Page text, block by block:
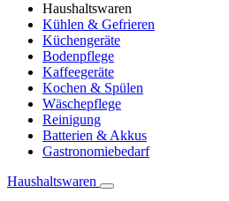
Haushaltswaren
Kühlen & Gefrieren
Küchengeräte
Bodenpflege
Kaffeegeräte
Kochen & Spülen
Wäschepflege
Reinigung
Batterien & Akkus
Gastronomiebedarf
Haushaltswaren